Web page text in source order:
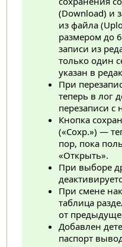
(Download) и
из файла
размером до
записи из
только один
указан в
При
теперь в лог
перезаписи с
Кнопка
(«Сохр.») —
пор, пока
«Открыть».
При выборе
При смене
таблица
от
Добавлен
паспорт